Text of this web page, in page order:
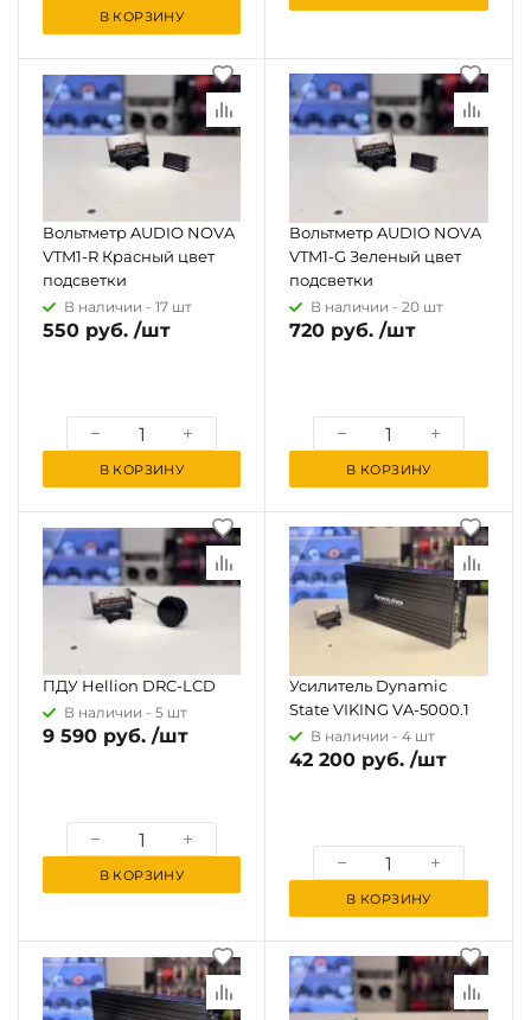
В КОРЗИНУ
Вольтметр AUDIO NOVA
VTM1-R Красный цвет
подсветки
В наличии - 17 шт
550 руб. /шт
В КОРЗИНУ
Вольтметр AUDIO NOVA
VTM1-G Зеленый цвет
подсветки
В наличии - 20 шт
720 руб. /шт
В КОРЗИНУ
ПДУ Hellion DRC-LCD
В наличии - 5 шт
9 590 руб. /шт
В КОРЗИНУ
Усилитель Dynamic
State VIKING VA-5000.1
В наличии - 4 шт
42 200 руб. /шт
В КОРЗИНУ